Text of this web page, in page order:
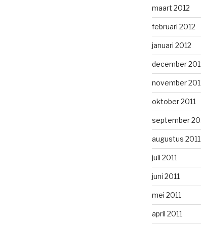
maart 2012
februari 2012
januari 2012
december
november
oktober 2011
september
augustus 2011
juli 2011
juni 2011
mei 2011
april 2011